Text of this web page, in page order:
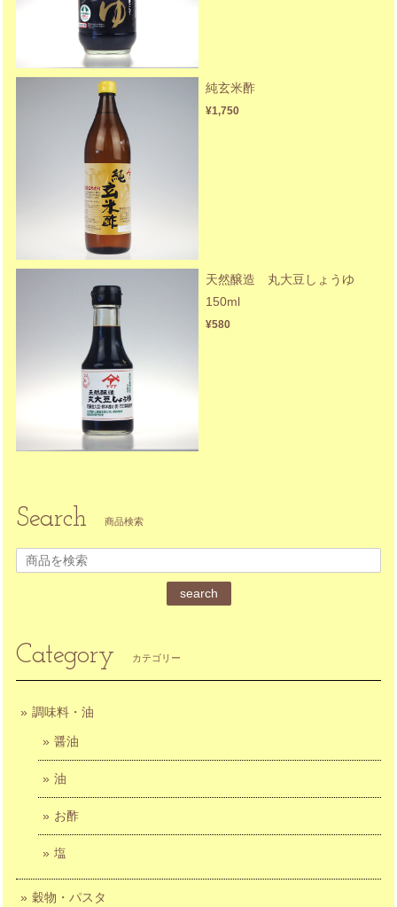
純玄米酢
¥1,750
天然醸造 丸大豆しょうゆ
150ml
¥580
Search 商品検索
search
Category カテゴリー
調味料・油
醤油
油
お酢
塩
穀物・パスタ